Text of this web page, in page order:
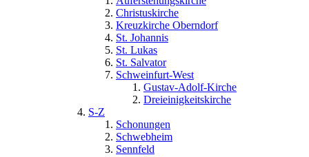
Christuskirche
Kreuzkirche Oberndorf
St. Johannis
St. Lukas
St. Salvator
Schweinfurt-West
Gustav-Adolf-Kirche
Dreieinigkeitskirche
S-Z
Schonungen
Schwebheim
Sennfeld